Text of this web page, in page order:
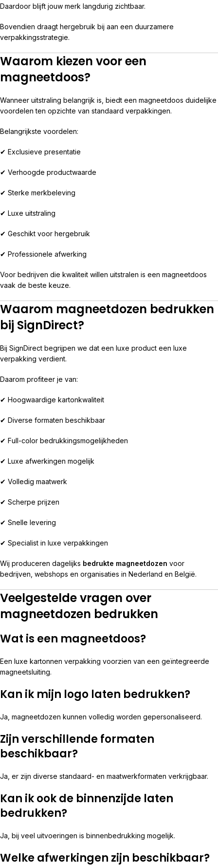
Daardoor blijft jouw merk langdurig zichtbaar.
Bovendien draagt hergebruik bij aan een duurzamere
verpakkingsstrategie.
Waarom kiezen voor een
magneetdoos?
Wanneer uitstraling belangrijk is, biedt een magneetdoos duidelijke
voordelen ten opzichte van standaard verpakkingen.
Belangrijkste voordelen:
✔ Exclusieve presentatie
✔ Verhoogde productwaarde
✔ Sterke merkbeleving
✔ Luxe uitstraling
✔ Geschikt voor hergebruik
✔ Professionele afwerking
Voor bedrijven die kwaliteit willen uitstralen is een magneetdoos
vaak de beste keuze.
Waarom magneetdozen bedrukken
bij SignDirect?
Bij SignDirect begrijpen we dat een luxe product een luxe
verpakking verdient.
Daarom profiteer je van:
✔ Hoogwaardige kartonkwaliteit
✔ Diverse formaten beschikbaar
✔ Full-color bedrukkingsmogelijkheden
✔ Luxe afwerkingen mogelijk
✔ Volledig maatwerk
✔ Scherpe prijzen
✔ Snelle levering
✔ Specialist in luxe verpakkingen
Wij produceren dagelijks bedrukte magneetdozen voor
bedrijven, webshops en organisaties in Nederland en België.
Veelgestelde vragen over
magneetdozen bedrukken
Wat is een magneetdoos?
Een luxe kartonnen verpakking voorzien van een geïntegreerde
magneetsluiting.
Kan ik mijn logo laten bedrukken?
Ja, magneetdozen kunnen volledig worden gepersonaliseerd.
Zijn verschillende formaten
beschikbaar?
Ja, er zijn diverse standaard- en maatwerkformaten verkrijgbaar.
Kan ik ook de binnenzijde laten
bedrukken?
Ja, bij veel uitvoeringen is binnenbedrukking mogelijk.
Welke afwerkingen zijn beschikbaar?